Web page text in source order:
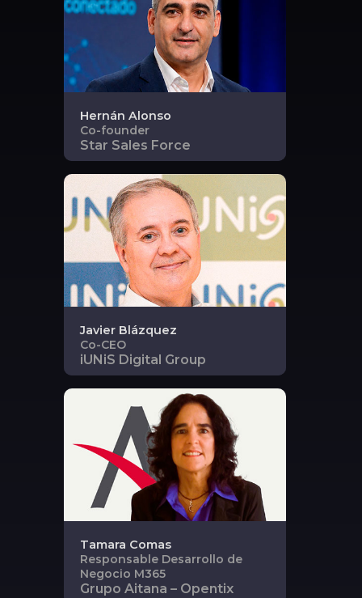
Hernán Alonso
Co-founder
Star Sales Force
Javier Blázquez
Co-CEO
iUNiS Digital Group
Tamara Comas
Responsable Desarrollo de
Negocio M365
Grupo Aitana – Opentix